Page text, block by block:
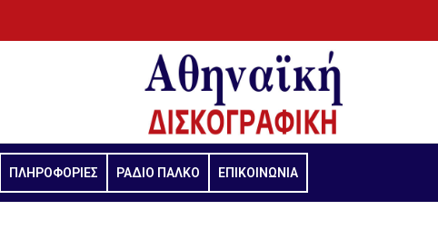
ΠΛΗΡΟΦΟΡΙΕΣ ΡΑΔΙΟ ΠΑΛΚΟ ΕΠΙΚΟΙΝΩΝΙΑ